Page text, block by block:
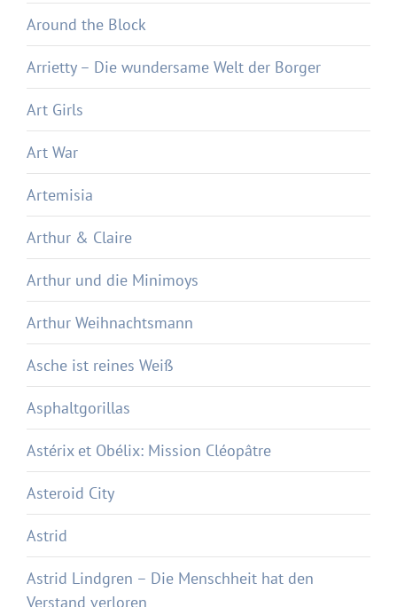
Around the Block
Arrietty – Die wundersame Welt der Borger
Art Girls
Art War
Artemisia
Arthur & Claire
Arthur und die Minimoys
Arthur Weihnachtsmann
Asche ist reines Weiß
Asphaltgorillas
Astérix et Obélix: Mission Cléopâtre
Asteroid City
Astrid
Astrid Lindgren – Die Menschheit hat den
Verstand verloren